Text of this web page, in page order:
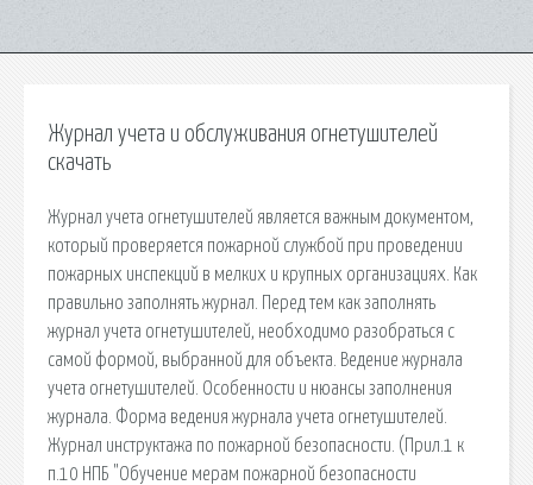
Журнал учета и обслуживания огнетушителей
скачать
Журнал учета огнетушителей является важным документом,
который проверяется пожарной службой при проведении
пожарных инспекций в мелких и крупных организациях. Как
правильно заполнять журнал. Перед тем как заполнять
журнал учета огнетушителей, необходимо разобраться с
самой формой, выбранной для объекта. Ведение журнала
учета огнетушителей. Особенности и нюансы заполнения
журнала. Форма ведения журнала учета огнетушителей.
Журнал инструктажа по пожарной безопасности. (Прил.1 к
п.10 НПБ "Обучение мерам пожарной безопасности